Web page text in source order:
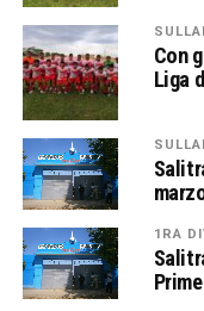
Con
Liga
1RA